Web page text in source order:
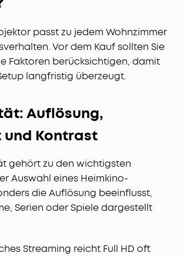
passt zu jedem Wohnzimmer
Vor dem Kauf sollten Sie
Faktoren berücksichtigen, damit
langfristig überzeugt.
Auflösung,
und Kontrast
gehört zu den wichtigsten
Auswahl eines Heimkino-
die Auflösung beeinflusst,
Serien oder Spiele dargestellt
Streaming reicht Full HD oft